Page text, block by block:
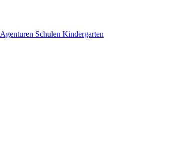
Agenturen Schulen Kindergarten